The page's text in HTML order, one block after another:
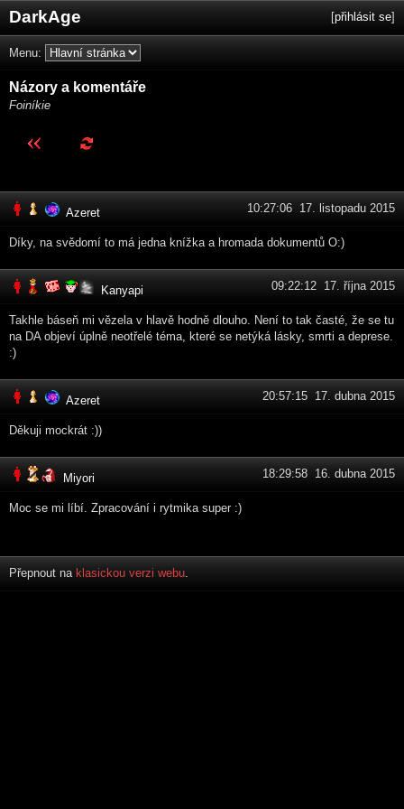
DarkAge [přihlásit se]
Menu:
Názory a komentáře
Foiníkie
Azeret 10:27:06 17. listopadu 2015
Díky, na svědomí to má jedna knížka a hromada dokumentů O:)
Kanyapi 09:22:12 17. října 2015
Takhle báseň mi vězela v hlavě hodně dlouho. Není to tak časté, že se tu
na DA objeví úplně neotřelé téma, které se netýká lásky, smrti a deprese.
:)
Azeret 20:57:15 17. dubna 2015
Děkuji mockrát :))
Miyori 18:29:58 16. dubna 2015
Moc se mi líbí. Zpracování i rytmika super :)
Přepnout na klasickou verzi webu.